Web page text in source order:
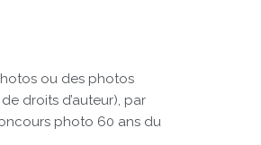
ou des photos
droits d’auteur), par
photo 60 ans du